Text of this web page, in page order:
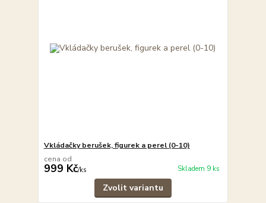
Vkládačky berušek, figurek a perel (0-10)
cena od
999 Kč/ks Skladem 9 ks
Zvolit variantu